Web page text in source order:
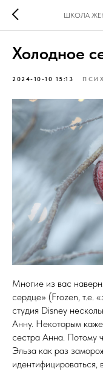
ШКОЛА
Холодное
2024-10-10 15:13
Многие из вас
сердце» (Frozen, т.е.
студия Disney
Анну. Некоторым
сестра Анна. Потому
Эльза как раз